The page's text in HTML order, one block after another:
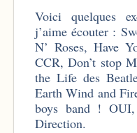
Voici quelques
j’aime écouter :
N’ Roses, Have
CCR, Don’t stop
the Life des
Earth Wind and
boys band ! OUI,
Direction.